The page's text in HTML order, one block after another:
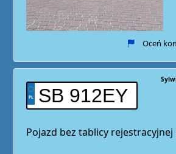
Oceń
SB 912EY
Pojazd bez tablicy rejestracyjnej